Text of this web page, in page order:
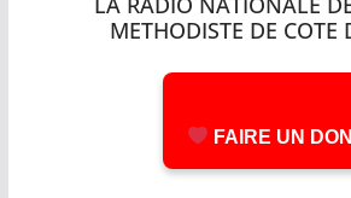
METHODISTE DE COTE
FAIRE UN DON